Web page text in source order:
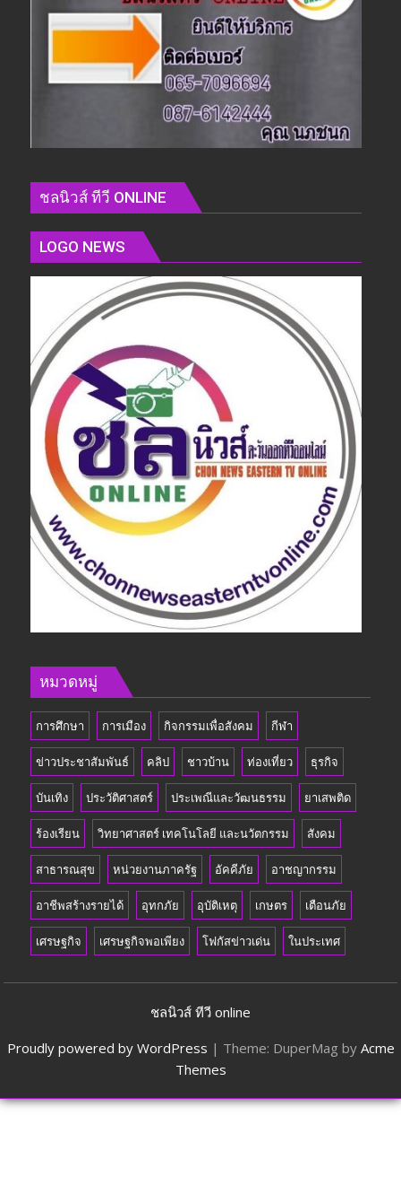
ชลนิวส์ ทีวี ONLINE
LOGO NEWS
หมวดหมู่
การศึกษา การเมือง กิจกรรมเพื่อสังคม กีฬา
ข่าวประชาสัมพันธ์ คลิป ชาวบ้าน ท่องเที่ยว ธุรกิจ
บันเทิง ประวัติศาสตร์ ประเพณีและวัฒนธรรม ยาเสพติด
ร้องเรียน วิทยาศาสตร์ เทคโนโลยี และนวัตกรรม สังคม
สาธารณสุข หน่วยงานภาครัฐ อัคคีภัย อาชญากรรม
อาชีพสร้างรายได้ อุทกภัย อุบัติเหตุ เกษตร เตือนภัย
เศรษฐกิจ เศรษฐกิจพอเพียง โฟกัสข่าวเด่น ในประเทศ
ชลนิวส์ ทีวี online
Proudly powered by WordPress | Theme: DuperMag by Acme
Themes